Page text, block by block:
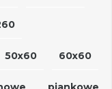
50x60 60x60